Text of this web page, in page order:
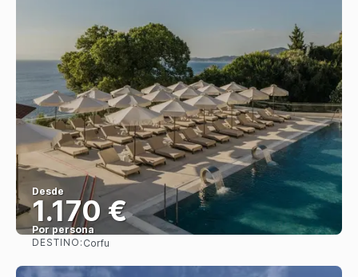
Desde
1.170 €
Por persona
DESTINO: Corfu